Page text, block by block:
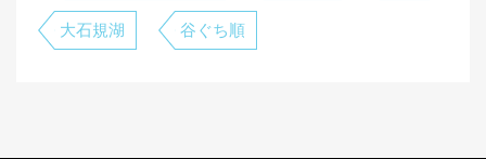
大石規湖 谷ぐち順